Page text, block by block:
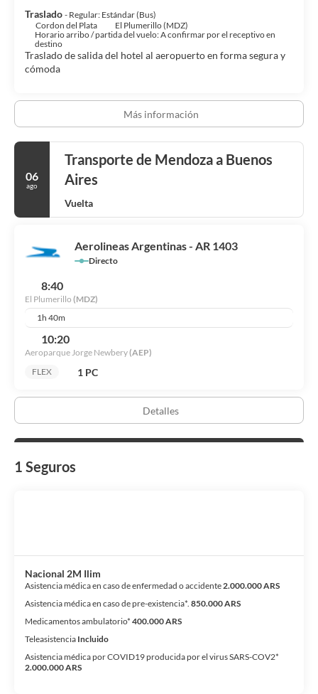
un bar o lounge, aunque también puedes llamar al servicio de
habitaciones con horario limitado. Se ofrece un desayuno
continental gratuito todos los días de 07:00 a 10:30.
Tendrás tintorería, un servicio de recepción las 24 horas y
asistencia (de pago) disponible.
Traslado - Regular: Estándar (Bus)
Cordon del Plata
El Plumerillo (MDZ)
Horario arribo / partida del vuelo: A confirmar por el receptivo en
destino
Traslado de salida del hotel al aeropuerto en forma segura y
cómoda
Más información
06
ago
Transporte de Mendoza a Buenos
Aires
Vuelta
Aerolineas Argentinas - AR 1403
Directo
8:40
El Plumerillo (MDZ)
1h 40m
10:20
Aeroparque Jorge Newbery(AEP)
FLEX
1 PC
Detalles
1 Seguros
Nacional 2M Ilim
Asistencia médica en caso de enfermedad o accidente2.000.000 ARS
Asistencia médica en caso de pre-existencia*. 850.000 ARS
Medicamentos ambulatorio* 400.000 ARS
Teleasistencia Incluido
Asistencia médica por COVID19 producida por el virus SARS-COV2*
2.000.000 ARS